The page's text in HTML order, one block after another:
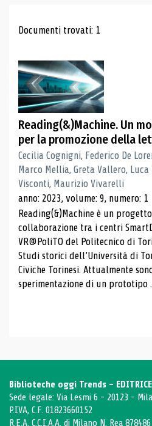
Risultati di
Documenti trovati: 1
Reading(&)Machine. Un
per la promozione della
Cecilia Cognigni, Federico De
Marco Mellia, Greta Vallero, Luca
Visconti, Maurizio Vivarelli
anno: 2023, volume: 9, numero: 1
Reading(&)Machine è un
collaborazione tra i centri
VR@PoliTO del Politecnico di
Studi storici dell’Università di
Civiche Torinesi. Attualmente
sperimentazione di un prototipo
Biblioteche oggi Trends - EDITRICE
Sede legale: Via Lesmi 6 - 20123 -
P.IVA, C.F. 01823660152
R.E.A. C.C.I.A.A. di Milano N. Rea 878486